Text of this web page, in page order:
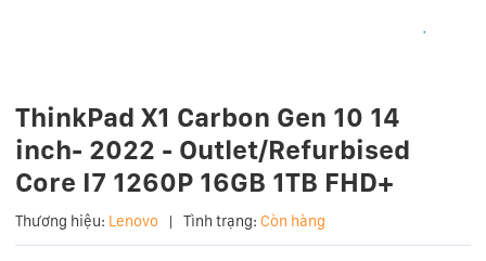
ThinkPad X1 Carbon Gen 10 14
inch- 2022 - Outlet/Refurbised
Core I7 1260P 16GB 1TB FHD+
Thương hiệu: Lenovo | Tình trạng: Còn hàng